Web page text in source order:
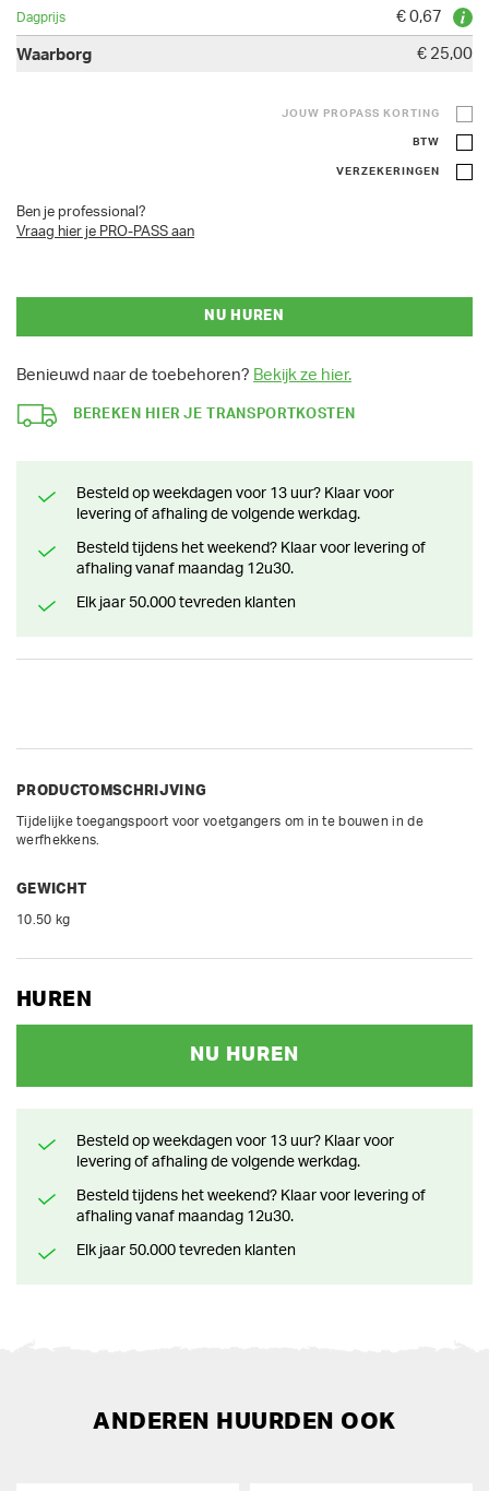
€ 0,67
€ 25,00
JOUW PROPASS KORTING
BTW
VERZEKERINGEN
Ben je professional?
Vraag hier je PRO-PASS aan
NU HUREN
Benieuwd naar de toebehoren? Bekijk ze hier.
BEREKEN HIER JE TRANSPORTKOSTEN
Besteld op weekdagen voor 13 uur? Klaar voor
levering of afhaling de volgende werkdag.
Besteld tijdens het weekend? Klaar voor levering of
afhaling vanaf maandag 12u30.
Elk jaar 50.000 tevreden klanten
PRODUCTOMSCHRIJVING
Tijdelijke toegangspoort voor voetgangers om in te bouwen in de
GEWICHT
10.50 kg
HUREN
NU HUREN
Besteld op weekdagen voor 13 uur? Klaar voor
levering of afhaling de volgende werkdag.
Besteld tijdens het weekend? Klaar voor levering of
afhaling vanaf maandag 12u30.
Elk jaar 50.000 tevreden klanten
ANDEREN HUURDEN OOK